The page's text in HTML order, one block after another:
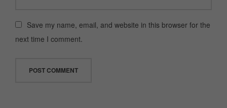
Save my name, email, and website in this browser for the
next time I comment.